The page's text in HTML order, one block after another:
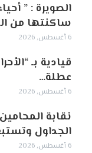
الصويرة : ”
ساكنتها من
6 أغسطس, 2026
قيادية بـ
عطلة…
6 أغسطس, 2026
نقابة
الجداول
6 أغسطس, 2026